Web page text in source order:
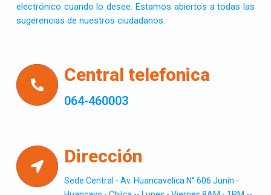
electrónico cuando lo desee. Estamos abiertos a todas las
sugerencias de nuestros ciudadanos.
Central telefonica
064-460003
Dirección
Sede Central - Av. Huancavelica N° 606 Junín -